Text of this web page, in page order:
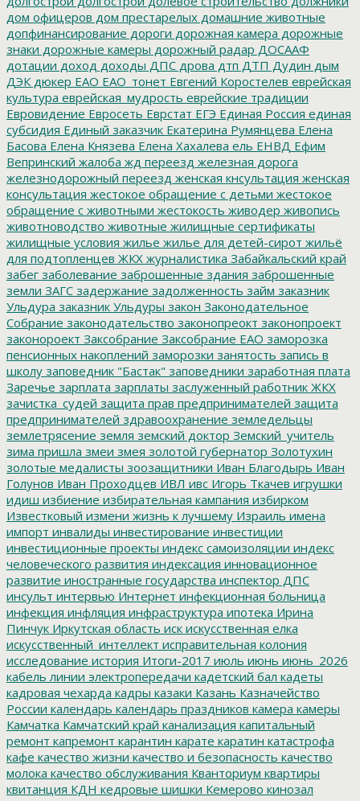
дом офицеров дом престарелых домашние животные
допфинансирование дороги дорожная камера дорожные
знаки дорожные камеры дорожный радар ДОСААФ
дотации доход доходы ДПС дрова дтп ДТП Дудин дым
ДЭК дюкер ЕАО ЕАО_тонет Евгений Коростелев еврейская
культура еврейская_мудрость еврейские традиции
Евровидение Евросеть Еврстат ЕГЭ Единая Россия единая
субсидия Единый заказчик Екатерина Румянцева Елена
Басова Елена Князева Елена Хахалева ель ЕНВД Ефим
Вепринский жалоба жд переезд железная дорога
железнодорожный переезд женская кнсультация женская
консультация жестокое обращение с детьми жестокое
обращение с животными жестокость живодер живопись
животноводство животные жилищные сертификаты
жилищные условия жилье жилье для детей-сирот жильё
для подтопленцев ЖКХ журналистика Забайкальский край
забег заболевание заброшенные здания заброшенные
земли ЗАГС задержание задолженность займ заказник
Ульдура заказник Ульдуры закон Законодательное
Собрание законодательство законопреокт законопроект
законороект Заксобрание Заксобрание ЕАО заморозка
пенсионных накоплений заморозки занятость запись в
школу заповедник "Бастак" заповедники заработная плата
Заречье зарплата зарплаты заслуженный работник ЖКХ
зачистка_судей защита прав предпринимателей защита
предпринимателей здравоохранение земледельцы
землетрясение земля земский доктор Земский_учитель
зима пришла змеи змея золотой губернатор Золотухин
золотые медалисты зоозащитники Иван Благодырь Иван
Голунов Иван Проходцев ИВЛ ивс Игорь Ткачев игрушки
идиш избиение избирательная кампания избирком
Известковый измени жизнь к лучшему Израиль имена
импорт инвалиды инвестирование инвестиции
инвестиционные проекты индекс самоизоляции индекс
человеческого развития индексация инновационное
развитие иностранные государства инспектор ДПС
инсульт интервью Интернет инфекционная больница
инфекция инфляция инфраструктура ипотека Ирина
Пинчук Иркутская область иск искусственная елка
искусственный_интеллект исправительная колония
исследование история Итоги-2017 июль июнь июнь_2026
кабель линии электропередачи кадетский бал кадеты
кадровая чехарда кадры казаки Казань Казначейство
России календарь календарь праздников камера камеры
Камчатка Камчатский край канализация капитальный
ремонт капремонт карантин карате каратин катастрофа
кафе качество жизни качество и безопасность качество
молока качество обслуживания Кванториум квартиры
квитанция КДН кедровые шишки Кемерово кинозал